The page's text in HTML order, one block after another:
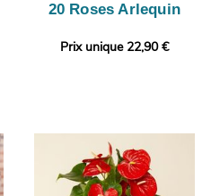
20 Roses Arlequin
Prix unique 22,90 €